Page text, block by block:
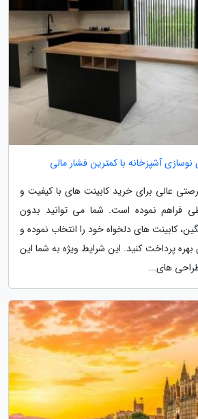
نوسازی آشپزخانه با کمترین فشار مالی
عالی برای خرید کابینت های با کیفیت و
فراهم نموده است. شما می توانید بدون
کابینت های دلخواه خود را انتخاب نموده و
پرداخت کنید. این شرایط ویژه به شما این
های...